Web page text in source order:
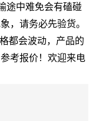
途中难免会有磕碰
，请务必先验货。
都会波动，产品的
考报价！欢迎来电